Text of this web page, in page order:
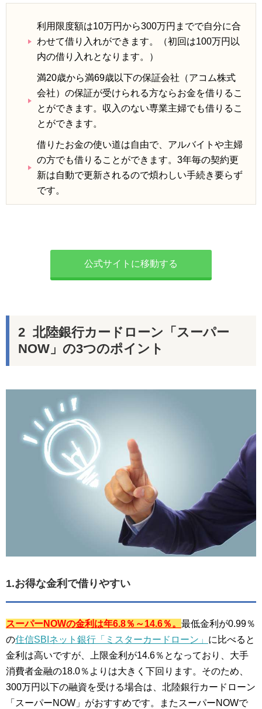
利用限度額は10万円から300万円までで自分に合
わせて借り入れができます。（初回は100万円以
内の借り入れとなります。）
満20歳から満69歳以下の保証会社（アコム株式
会社）の保証が受けられる方ならお金を借りるこ
とができます。収入のない専業主婦でも借りるこ
とができます。
借りたお金の使い道は自由で、アルバイトや主婦
の方でも借りることができます。3年毎の契約更
新は自動で更新されるので煩わしい手続き要らず
です。
公式サイトに移動する
北陸銀行カードローン「スーパー
NOW」の3つのポイント
1.お得な金利で借りやすい
スーパーNOWの金利は年6.8％～14.6％。 最低金利が0.99％
の住信SBIネット銀行「ミスターカードローン」 に比べると
金利は高いですが、上限金利が14.6％となっており、大手
消費者金融の18.0％よりは大きく下回ります。そのため、
300万円以下の融資を受ける場合は、北陸銀行カードローン
「スーパーNOW」がおすすめです。またスーパーNOWで